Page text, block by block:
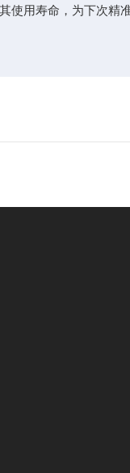
用寿命，为下次精准